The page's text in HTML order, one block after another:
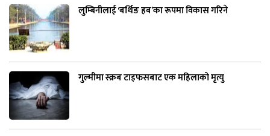
लुम्बिनीलाई ‘बर्थिङ हब’का रूपमा विकास गरिने
गुल्मीमा स्क्रब टाइफसबाट एक महिलाको मृत्यु